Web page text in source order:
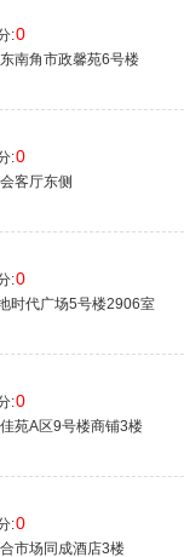
:0
南角市政馨苑6号楼
:0
客厅东侧
:0
时代广场5号楼2906室
:0
苑A区9号楼商铺3楼
:0
市场同成酒店3楼